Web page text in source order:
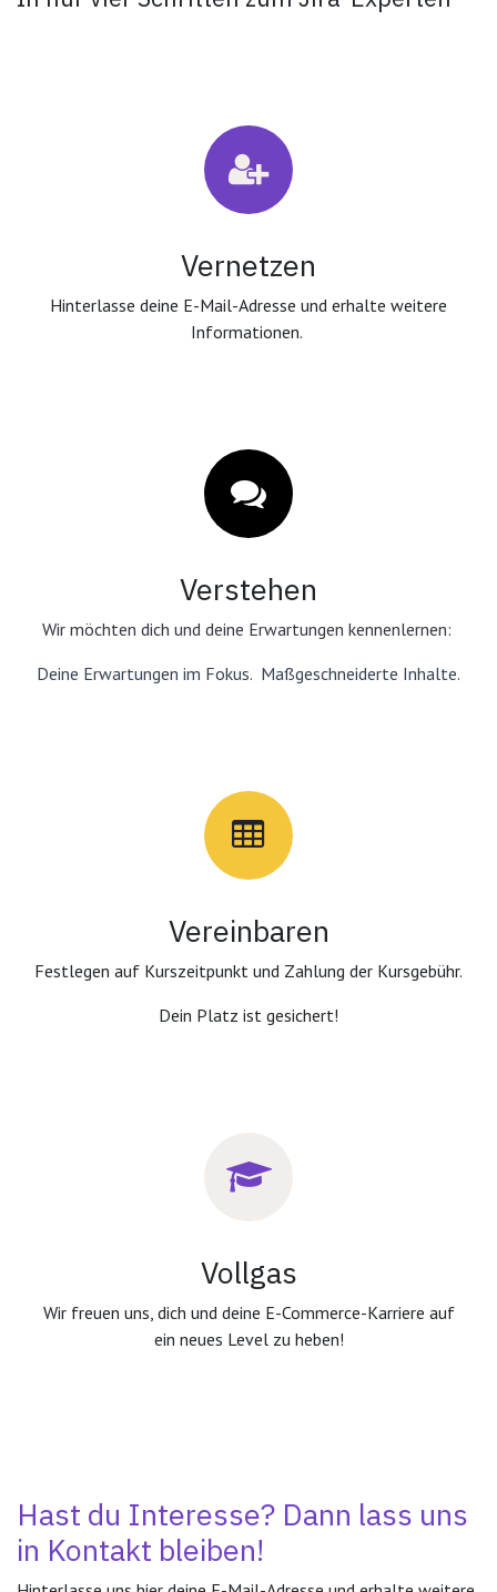
Vernetzen
Hinterlasse deine E-Mail-Adresse und erhalte weitere
Informationen.
Verstehen
Wir möchten dich und deine Erwartungen kennenlernen:
Deine Erwartungen im Fokus. Maßgeschneiderte Inhalte.
Vereinbaren
Festlegen auf Kurszeitpunkt und Zahlung der Kursgebühr.
Dein Platz ist gesichert!
Vollgas
Wir freuen uns, dich und deine E-Commerce-Karriere auf
ein neues Level zu heben!
Hast du Interesse? Dann lass uns
in Kontakt bleiben!